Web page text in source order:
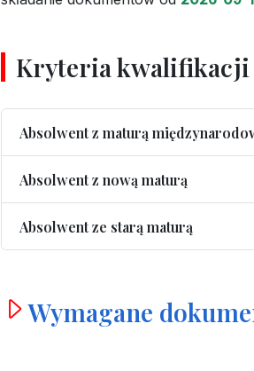
Kryteria kwalifikacji
Absolwent z maturą
Absolwent z nową maturą
Absolwent ze starą maturą
Wymagane